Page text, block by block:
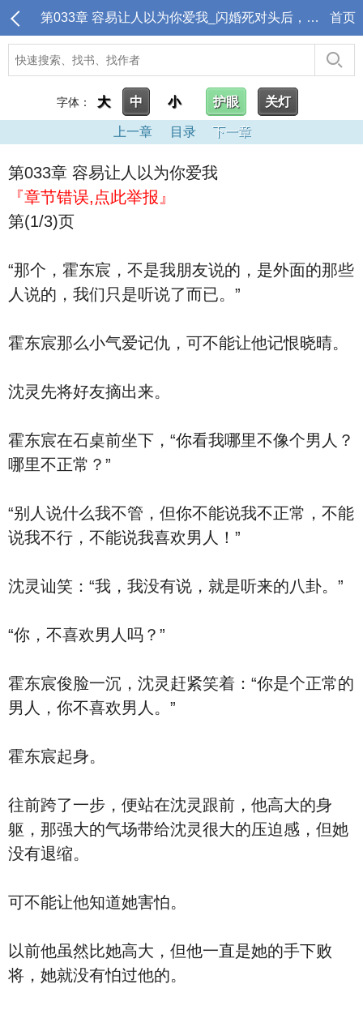
第033章 容易让人以为你爱我_闪婚死对头后，大佬上瘾诱哄生崽 首页
字体： 大 中 小 护眼 关灯
上一章 目录 下一章
第033章 容易让人以为你爱我
『章节错误,点此举报』
第(1/3)页
“那个，霍东宸，不是我朋友说的，是外面的那些
人说的，我们只是听说了而已。”
霍东宸那么小气爱记仇，可不能让他记恨晓晴。
沈灵先将好友摘出来。
霍东宸在石桌前坐下，“你看我哪里不像个男人？
哪里不正常？”
“别人说什么我不管，但你不能说我不正常，不能
说我不行，不能说我喜欢男人！”
沈灵讪笑：“我，我没有说，就是听来的八卦。”
“你，不喜欢男人吗？”
霍东宸俊脸一沉，沈灵赶紧笑着：“你是个正常的
男人，你不喜欢男人。”
霍东宸起身。
往前跨了一步，便站在沈灵跟前，他高大的身
躯，那强大的气场带给沈灵很大的压迫感，但她
没有退缩。
可不能让他知道她害怕。
以前他虽然比她高大，但他一直是她的手下败
将，她就没有怕过他的。